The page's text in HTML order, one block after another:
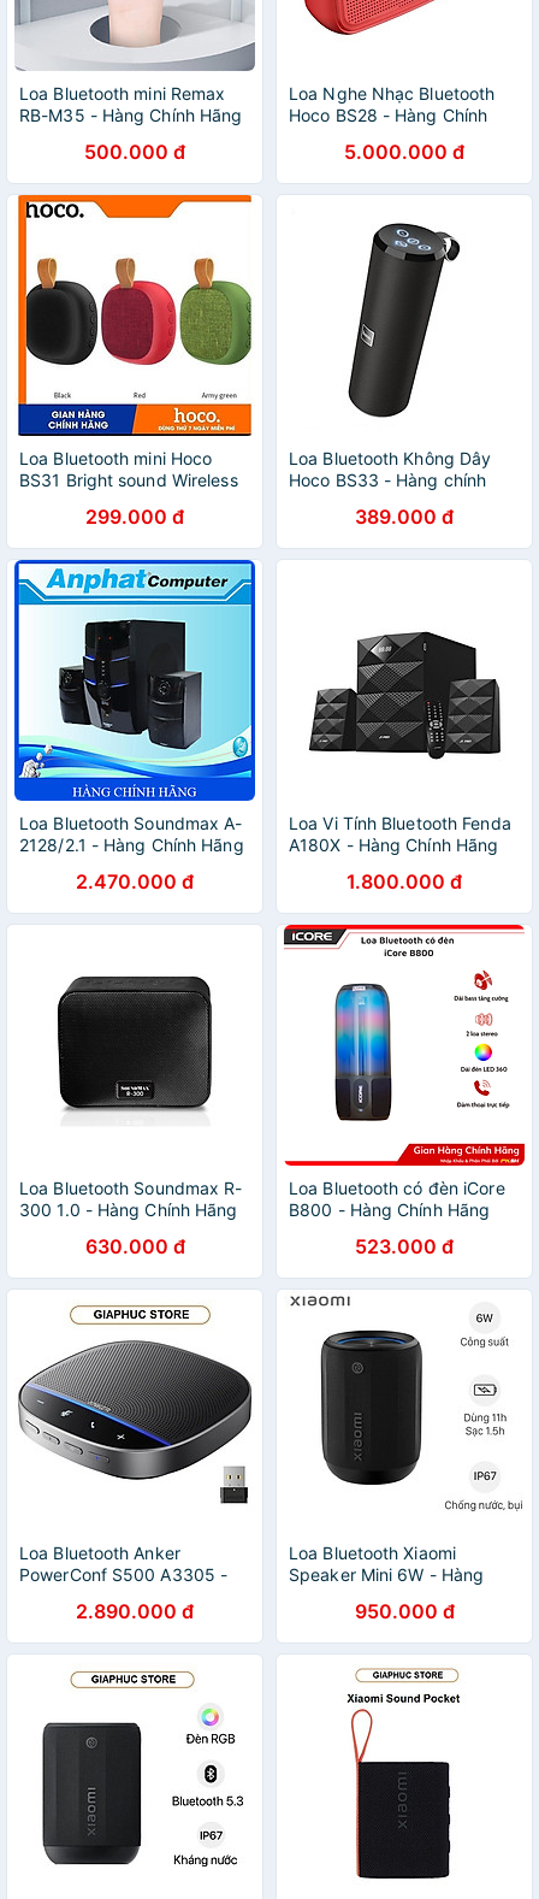
Loa Bluetooth mini Remax
RB-M35 - Hàng Chính Hãng
500.000 đ
Loa Nghe Nhạc Bluetooth
Hoco BS28 - Hàng Chính
5.000.000 đ
Loa Bluetooth mini Hoco
BS31 Bright sound Wireless
299.000 đ
Loa Bluetooth Không Dây
Hoco BS33 - Hàng chính
389.000 đ
Loa Bluetooth Soundmax A-
2128/2.1 - Hàng Chính Hãng
2.470.000 đ
Loa Vi Tính Bluetooth Fenda
A180X - Hàng Chính Hãng
1.800.000 đ
Loa Bluetooth Soundmax R-
300 1.0 - Hàng Chính Hãng
630.000 đ
Loa Bluetooth có đèn iCore
B800 - Hàng Chính Hãng
523.000 đ
Loa Bluetooth Anker
PowerConf S500 A3305 -
2.890.000 đ
Loa Bluetooth Xiaomi
Speaker Mini 6W - Hàng
950.000 đ